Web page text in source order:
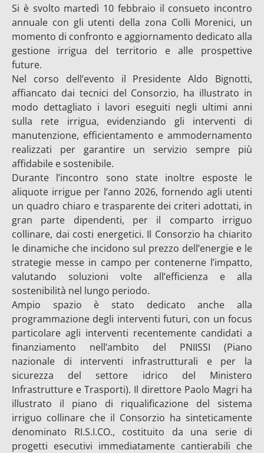
Si è svolto martedì 10 febbraio il consueto incontro
annuale con gli utenti della zona Colli Morenici, un
momento di confronto e aggiornamento dedicato alla
gestione irrigua del territorio e alle prospettive
future.
Nel corso dell’evento il Presidente Aldo Bignotti,
affiancato dai tecnici del Consorzio, ha illustrato in
modo dettagliato i lavori eseguiti negli ultimi anni
sulla rete irrigua, evidenziando gli interventi di
manutenzione, efficientamento e ammodernamento
realizzati per garantire un servizio sempre più
affidabile e sostenibile.
Durante l’incontro sono state inoltre esposte le
aliquote irrigue per l’anno 2026, fornendo agli utenti
un quadro chiaro e trasparente dei criteri adottati, in
gran parte dipendenti, per il comparto irriguo
collinare, dai costi energetici. Il Consorzio ha chiarito
le dinamiche che incidono sul prezzo dell’energie e le
strategie messe in campo per contenerne l’impatto,
valutando soluzioni volte all’efficienza e alla
sostenibilità nel lungo periodo.
Ampio spazio è stato dedicato anche alla
programmazione degli interventi futuri, con un focus
particolare agli interventi recentemente candidati a
finanziamento nell’ambito del PNIISSI (Piano
nazionale di interventi infrastrutturali e per la
sicurezza del settore idrico del Ministero
Infrastrutture e Trasporti). Il direttore Paolo Magri ha
illustrato il piano di riqualificazione del sistema
irriguo collinare che il Consorzio ha sinteticamente
denominato RI.S.I.CO., costituito da una serie di
progetti esecutivi immediatamente cantierabili che